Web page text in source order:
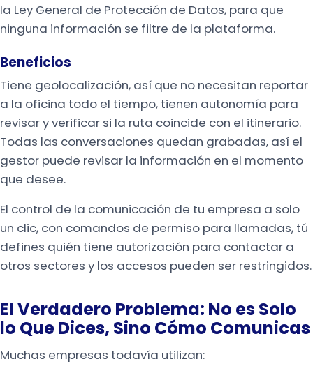
la Ley General de Protección de Datos, para que
ninguna información se filtre de la plataforma.
Beneficios
Tiene geolocalización, así que no necesitan reportar
a la oficina todo el tiempo, tienen autonomía para
revisar y verificar si la ruta coincide con el itinerario.
Todas las conversaciones quedan grabadas, así el
gestor puede revisar la información en el momento
que desee.
El control de la comunicación de tu empresa a solo
un clic, con comandos de permiso para llamadas, tú
defines quién tiene autorización para contactar a
otros sectores y los accesos pueden ser restringidos.
El Verdadero Problema: No es Solo
lo Que Dices, Sino Cómo Comunicas
Muchas empresas todavía utilizan: